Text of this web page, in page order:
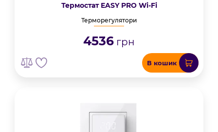
Термостат EASY PRO Wi-Fi
Терморегулятори
4536 грн
В кошик